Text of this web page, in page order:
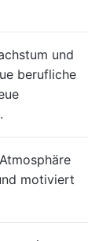
und
berufliche
motiviert